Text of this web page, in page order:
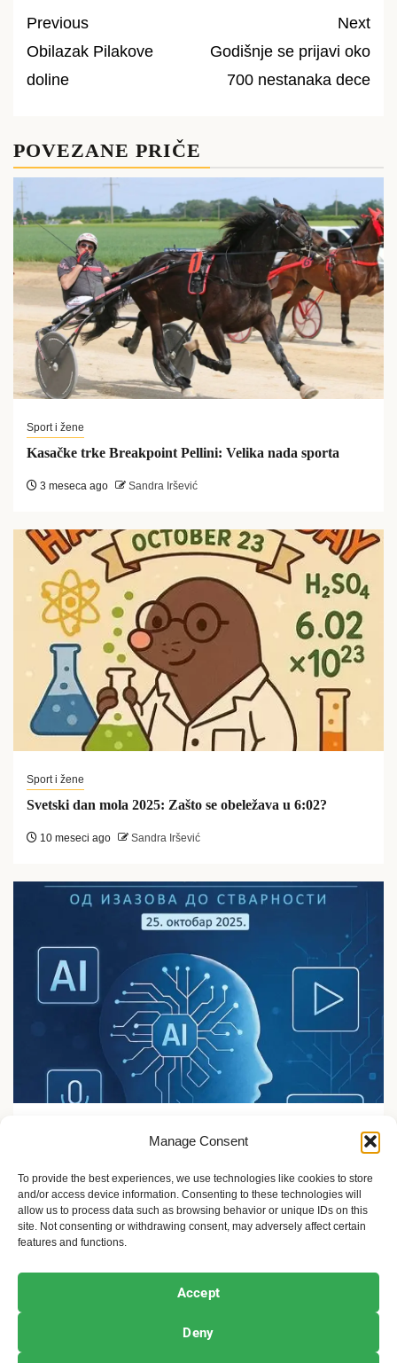
Manage Consent
To provide the best experiences, we use technologies like cookies to store
and/or access device information. Consenting to these technologies will
allow us to process data such as browsing behavior or unique IDs on this
site. Not consenting or withdrawing consent, may adversely affect certain
features and functions.
Accept
Deny
Post
navigation
Previous
Obilazak Pilakove
doline
Next
Godišnje se prijavi oko
700 nestanaka dece
POVEZANE PRIČE
Sport i žene
Kasačke trke Breakpoint Pellini: Velika nada sporta
3 meseca ago Sandra Iršević
Sport i žene
Svetski dan mola 2025: Zašto se obeležava u 6:02?
10 meseci ago Sandra Iršević
stvarnosti
10 meseci ago Sandra Iršević
Ekologija i održivost